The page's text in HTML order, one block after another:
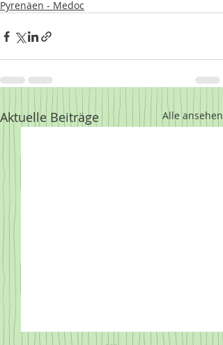
Pyrenäen - Medoc
Aktuelle Beiträge Alle ansehen